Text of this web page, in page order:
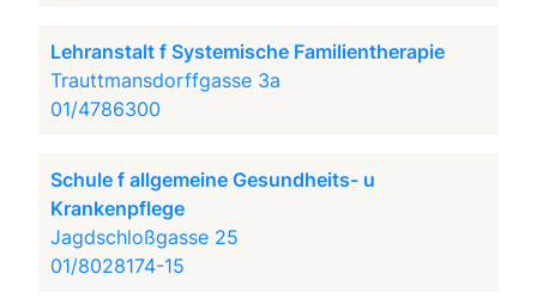
Lehranstalt f Systemische Familientherapie
Trauttmansdorffgasse 3a
01/4786300
Schule f allgemeine Gesundheits- u
Krankenpflege
Jagdschloßgasse 25
01/8028174-15